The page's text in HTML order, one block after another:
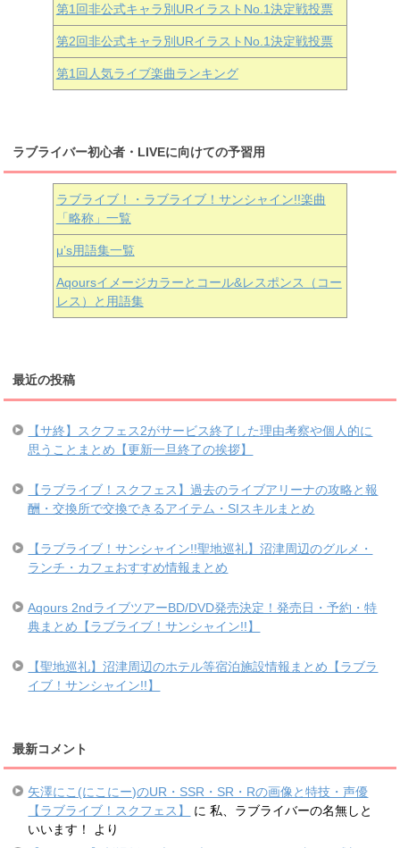
第1回非公式キャラ別URイラストNo.1決定戦投票
第2回非公式キャラ別URイラストNo.1決定戦投票
第1回人気ライブ楽曲ランキング
ラブライバー初心者・LIVEに向けての予習用
ラブライブ！・ラブライブ！サンシャイン!!楽曲
「略称」一覧
μ’s用語集一覧
Aqoursイメージカラーとコール&レスポンス（コー
レス）と用語集
最近の投稿
【サ終】スクフェス2がサービス終了した理由考察や個人的に
思うことまとめ【更新一旦終了の挨拶】
【ラブライブ！スクフェス】過去のライブアリーナの攻略と報
酬・交換所で交換できるアイテム・SIスキルまとめ
【ラブライブ！サンシャイン!!聖地巡礼】沼津周辺のグルメ・
ランチ・カフェおすすめ情報まとめ
Aqours 2ndライブツアーBD/DVD発売決定！発売日・予約・特
典まとめ【ラブライブ！サンシャイン!!】
【聖地巡礼】沼津周辺のホテル等宿泊施設情報まとめ【ラブラ
イブ！サンシャイン!!】
最新コメント
矢澤にこ(にこにー)のUR・SSR・SR・Rの画像と特技・声優
【ラブライブ！スクフェス】
に私、ラブライバーの名無しと
いいます！
より